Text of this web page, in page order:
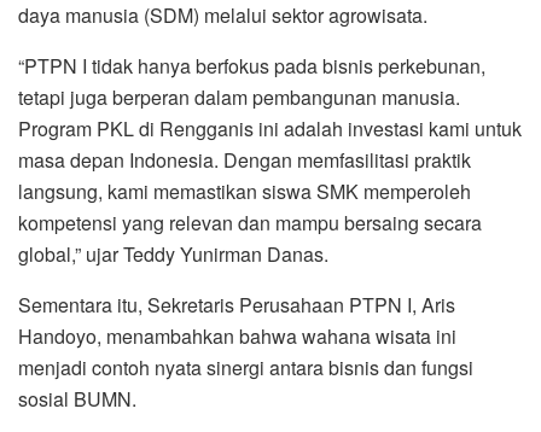
daya manusia (SDM) melalui sektor agrowisata.
“PTPN I tidak hanya berfokus pada bisnis perkebunan,
tetapi juga berperan dalam pembangunan manusia.
Program PKL di Rengganis ini adalah investasi kami untuk
masa depan Indonesia. Dengan memfasilitasi praktik
langsung, kami memastikan siswa SMK memperoleh
kompetensi yang relevan dan mampu bersaing secara
global,” ujar Teddy Yunirman Danas.
Sementara itu, Sekretaris Perusahaan PTPN I, Aris
Handoyo, menambahkan bahwa wahana wisata ini
menjadi contoh nyata sinergi antara bisnis dan fungsi
sosial BUMN.